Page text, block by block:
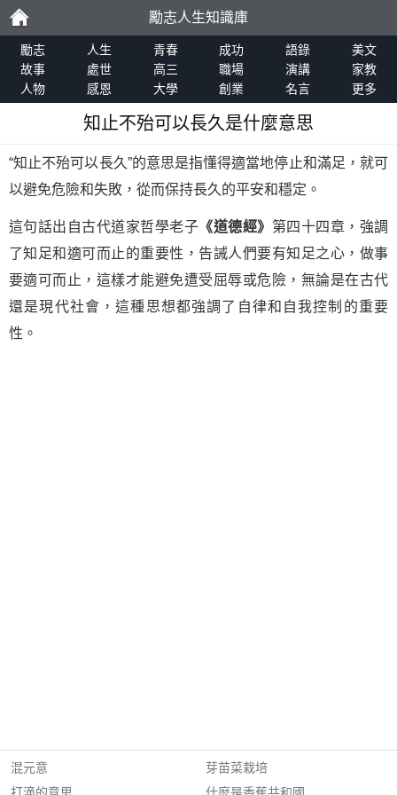
勵
志
勵志人生知識庫
勵志 人生 青春 成功 語錄
美文
故事
處世 高三 職場 演講
家教
人物
感恩 大學 創業 名言 更多
知止不殆可以長久是什麼意思
“知止不殆可以長久”的意思是指懂得適當地停止和滿足，就可
以避免危險和失敗，從而保持長久的平安和穩定。
這句話出自古代道家哲學老子 《道德經》 第四十四章，強調
了知足和適可而止的重要性，告誡人們要有知足之心，做事
要適可而止，這樣才能避免遭受屈辱或危險，無論是在古代
還是現代社會，這種思想都強調了自律和自我控制的重要
性。
混元意
芽苗菜栽培